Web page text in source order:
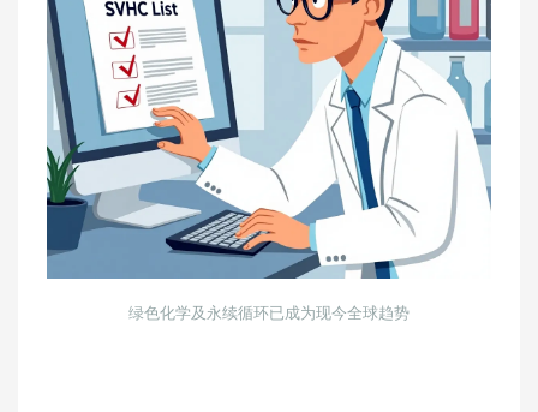
绿色化学及永续循环已成为现今全球趋势